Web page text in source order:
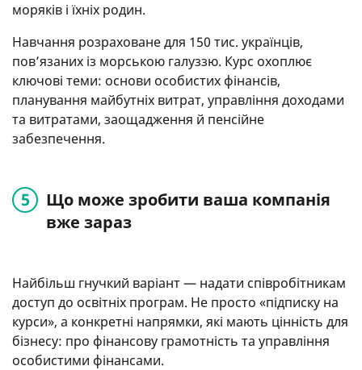
моряків і їхніх родин.
Навчання розраховане для 150 тис. українців,
пов’язаних із морською галуззю. Курс охоплює
ключові теми: основи особистих фінансів,
планування майбутніх витрат, управління доходами
та витратами, заощадження й пенсійне
забезпечення.
Що може зробити ваша компанія
вже зараз
Найбільш гнучкий варіант — надати співробітникам
доступ до освітніх програм. Не просто «підписку на
курси», а конкретні напрямки, які мають цінність для
бізнесу: про фінансову грамотність та управління
особистими фінансами.